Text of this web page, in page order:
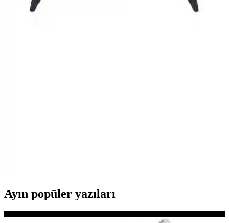
Homatics 4K TV Stick, yüksek çözünürlüklü görüntü ve geniş
depolama ile kolay kullanımlı medya oynatıcıdır, evinizde akıllı
Ayın popüler yazıları